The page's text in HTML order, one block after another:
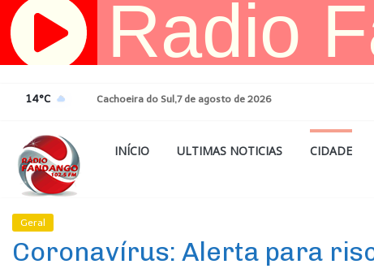
Pular
para
14°C Cachoeira do Sul,7 de agosto de 2026
INÍCIO ULTIMAS NOTICIAS CIDADE
Geral
Coronavírus: Alerta para